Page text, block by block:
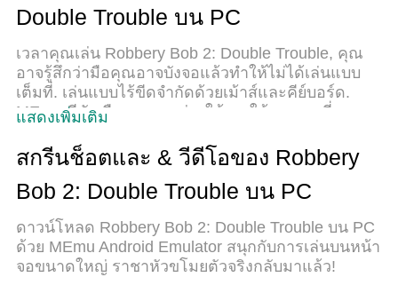
Double Trouble บน PC
เวลาคุณเล่น Robbery Bob 2: Double Trouble, คุณ
อาจรู้สึกว่ามือคุณอาจบังจอแล้วทำให้ไม่ได้เล่นแบบ
เต็มที่. เล่นแบบไร้ขีดจำกัดด้วยเม้าส์และคีย์บอร์ด.
MEmu มีตัวเลือกหลายอย่างให้คุณใช้งานเกมที่คุณ
Bob 2: Double Trouble บน PC. เล่นนานแค่ไหนก็ได้,
ไม่ต้องชาร์จแบตเตอรี่, หรือเจอคนโทรเข้ามาระหว่าง
เล่น. MEmu 9 เป็นตัวเลือกสำหรับการเล่น Robbery
แต่งเกม, ปรับให้เล่นเกมบางเกมได้เหมือนเล่น
Robbery Bob 2: Double Trouble เป็นเกม PC เช่นเล็ง
ด้วยเม้าส์หรือใช้คีย์บอร์ด. ระบบของเรายังทำให้คุณ
แสดงเพิ่มเติม
สกรีนช็อตและ & วีดีโอของ Robbery
Bob 2: Double Trouble บน PC
ดาวน์โหลด Robbery Bob 2: Double Trouble บน PC
ด้วย MEmu Android Emulator สนุกกับการเล่นบนหน้า
จอขนาดใหญ่ ราชาหัวขโมยตัวจริงกลับมาแล้ว!